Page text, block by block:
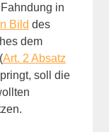
in
Bild des
dem
Art. 2 Absatz
soll die